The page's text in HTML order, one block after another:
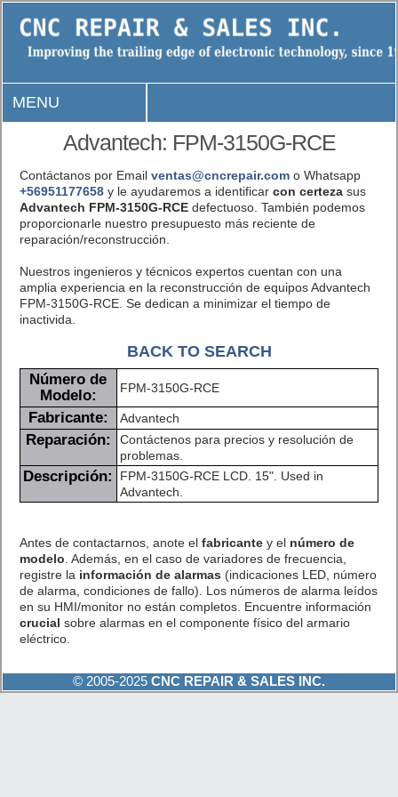
MENU
Advantech: FPM-3150G-RCE
Contáctanos por Email ventas@cncrepair.como Whatsapp
+56951177658y le ayudaremos a identificar con certezasus
Advantech FPM-3150G-RCEdefectuoso. También podemos
proporcionarle nuestro presupuesto más reciente de
reparación/reconstrucción.
Nuestros ingenieros y técnicos expertos cuentan con una
amplia experiencia en la reconstrucción de equipos Advantech
FPM-3150G-RCE. Se dedican a minimizar el tiempo de
inactivida.
BACK TO SEARCH
Número de
Modelo:
FPM-3150G-RCE
Fabricante: Advantech
Reparación:
Contáctenos para precios y resolución de
problemas.
Descripción:
FPM-3150G-RCE LCD. 15". Used in
Advantech.
Antes de contactarnos, anote el fabricantey el número de
modelo . Además, en el caso de variadores de frecuencia,
registre la información de alarmas (indicaciones LED, número
de alarma, condiciones de fallo). Los números de alarma leídos
en su HMI/monitor no están completos. Encuentre información
crucial sobre alarmas en el componente físico del armario
eléctrico.
© 2005-2025 CNC REPAIR & SALES INC.